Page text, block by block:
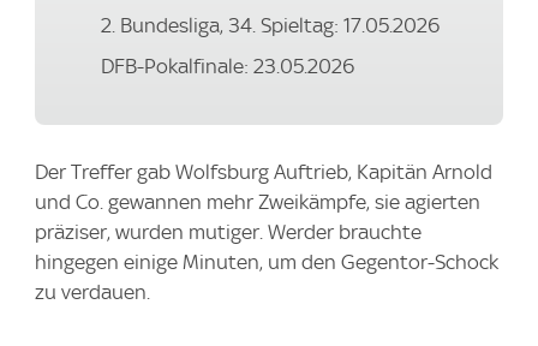
2. Bundesliga, 34. Spieltag: 17.05.2026
DFB-Pokalfinale: 23.05.2026
Der Treffer gab Wolfsburg Auftrieb, Kapitän Arnold
und Co. gewannen mehr Zweikämpfe, sie agierten
präziser, wurden mutiger. Werder brauchte
hingegen einige Minuten, um den Gegentor-Schock
zu verdauen.